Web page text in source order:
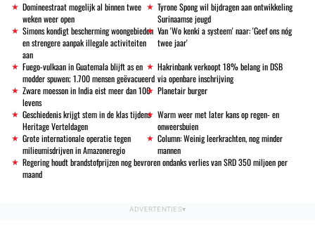
Domineestraat mogelijk al binnen twee
weken weer open
Tyrone Spong wil bijdragen aan ontwikkeling
Surinaamse jeugd
Simons kondigt bescherming woongebieden
en strengere aanpak illegale activiteiten
aan
Van 'Wo kenki a systeem' naar: 'Geef ons nóg
twee jaar'
Fuego-vulkaan in Guatemala blijft as en
modder spuwen; 1.700 mensen geëvacueerd
Hakrinbank verkoopt 18% belang in DSB
via openbare inschrijving
Zware moesson in India eist meer dan 100
levens
Planetair burger
Geschiedenis krijgt stem in de klas tijdens
Heritage Verteldagen
Warm weer met later kans op regen- en
onweersbuien
Grote internationale operatie tegen
milieumisdrijven in Amazoneregio
Column: Weinig leerkrachten, nog minder
mannen
Regering houdt brandstofprijzen nog bevroren ondanks verlies van SRD 350 miljoen per
maand